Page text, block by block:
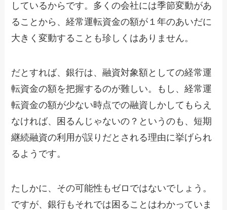
しているからです。多くの会社には季節変動があ
ることから、経常運転資金の額が１年のあいだに
大きく変動することも珍しくはありません。
だとすれば、銀行は、融資対象額としての経常運
転資金の額を把握するのが難しい。もし、経常運
転資金の額が少ない時点での融資しかしてもらえ
なければ、困るんじゃないの？というのも、短期
継続融資の利用が誤りだとされる理由に挙げられ
るようです。
たしかに、その可能性もゼロではないでしょう。
ですが、銀行もそれでは困ることはわかっていま